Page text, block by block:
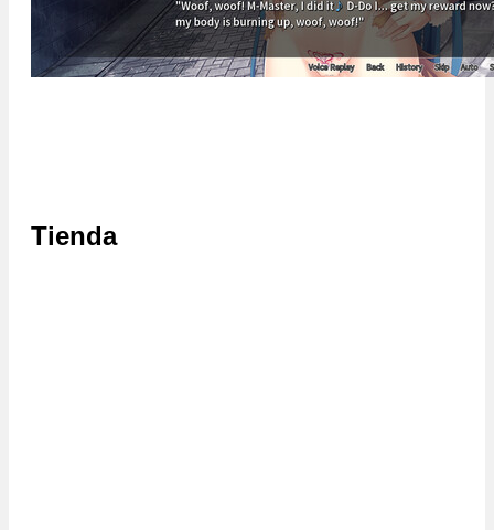
Tienda